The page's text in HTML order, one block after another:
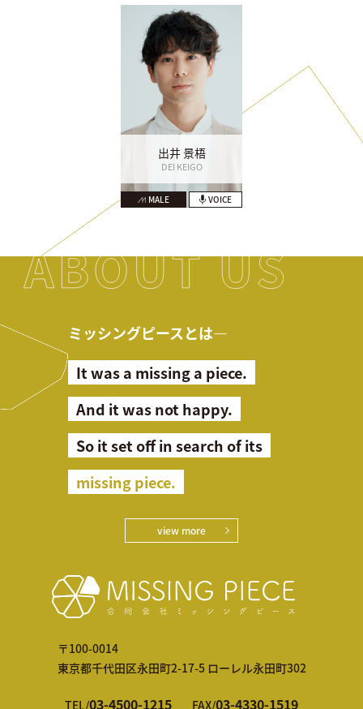
出井 景梧
DEI KEIGO
MALE VOICE
ミッシングピースとは―
It was a missing a piece.
And it was not happy.
So it set off in search of its
missing piece.
view more
〒100-0014
東京都千代田区永田町2-17-5 ローレル永田町302
TEL/03-4500-1215 FAX/03-4330-1519